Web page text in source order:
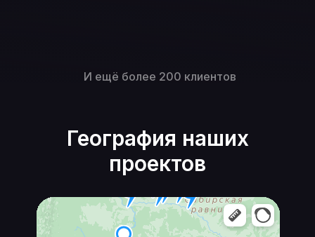
И ещё более 200 клиентов
География наших
проектов